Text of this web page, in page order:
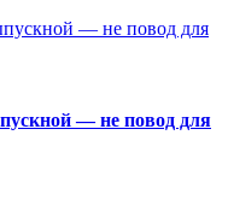
— не повод для